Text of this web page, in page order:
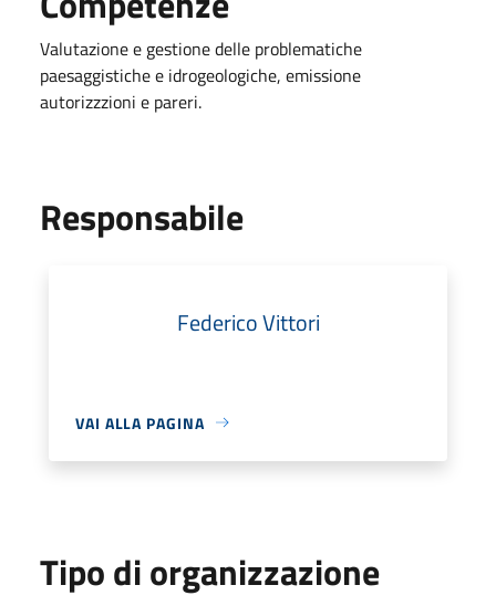
Valutazione e gestione delle problematiche
paesaggistiche e idrogeologiche, emissione
autorizzzioni e pareri.
Responsabile
Federico Vittori
VAI ALLA PAGINA
Tipo di organizzazione